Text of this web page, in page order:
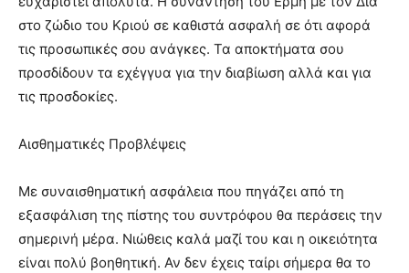
στο ζώδιο του Κριού σε καθιστά ασφαλή σε ότι αφορά
τις προσωπικές σου ανάγκες. Τα αποκτήματα σου
προσδίδουν τα εχέγγυα για την διαβίωση αλλά και για
τις προσδοκίες.
Αισθηματικές Προβλέψεις
Με συναισθηματική ασφάλεια που πηγάζει από τη
εξασφάλιση της πίστης του συντρόφου θα περάσεις την
σημερινή μέρα. Νιώθεις καλά μαζί του και η οικειότητα
είναι πολύ βοηθητική. Αν δεν έχεις ταίρι σήμερα θα το